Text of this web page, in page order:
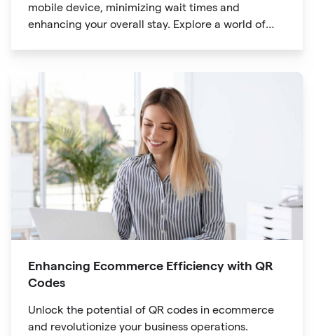
mobile device, minimizing wait times and
enhancing your overall stay. Explore a world of
resort amenities and dining options.
Enhancing Ecommerce Efficiency with QR
Codes
Unlock the potential of QR codes in ecommerce
and revolutionize your business operations.